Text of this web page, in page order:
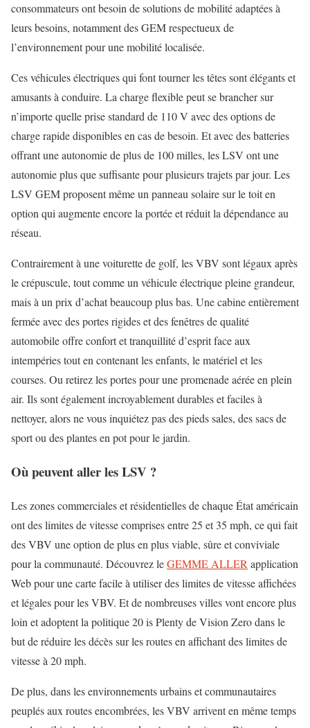
consommateurs ont besoin de solutions de mobilité adaptées à
leurs besoins, notamment des GEM respectueux de
l’environnement pour une mobilité localisée.
Ces véhicules électriques qui font tourner les têtes sont élégants et
amusants à conduire. La charge flexible peut se brancher sur
n’importe quelle prise standard de 110 V avec des options de
charge rapide disponibles en cas de besoin. Et avec des batteries
offrant une autonomie de plus de 100 milles, les LSV ont une
autonomie plus que suffisante pour plusieurs trajets par jour. Les
LSV GEM proposent même un panneau solaire sur le toit en
option qui augmente encore la portée et réduit la dépendance au
réseau.
Contrairement à une voiturette de golf, les VBV sont légaux après
le crépuscule, tout comme un véhicule électrique pleine grandeur,
mais à un prix d’achat beaucoup plus bas. Une cabine entièrement
fermée avec des portes rigides et des fenêtres de qualité
automobile offre confort et tranquillité d’esprit face aux
intempéries tout en contenant les enfants, le matériel et les
courses. Ou retirez les portes pour une promenade aérée en plein
air. Ils sont également incroyablement durables et faciles à
nettoyer, alors ne vous inquiétez pas des pieds sales, des sacs de
sport ou des plantes en pot pour le jardin.
Où peuvent aller les LSV ?
Les zones commerciales et résidentielles de chaque État américain
ont des limites de vitesse comprises entre 25 et 35 mph, ce qui fait
des VBV une option de plus en plus viable, sûre et conviviale
pour la communauté. Découvrez leGEMME ALLER application
Web pour une carte facile à utiliser des limites de vitesse affichées
et légales pour les VBV. Et de nombreuses villes vont encore plus
loin et adoptent la politique 20 is Plenty de Vision Zero dans le
but de réduire les décès sur les routes en affichant des limites de
vitesse à 20 mph.
De plus, dans les environnements urbains et communautaires
peuplés aux routes encombrées, les VBV arrivent en même temps